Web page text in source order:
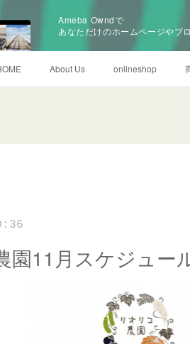
Ameba Owndで
あなただけのホームページやブ
About Us onlineshop
園11月スケジュー